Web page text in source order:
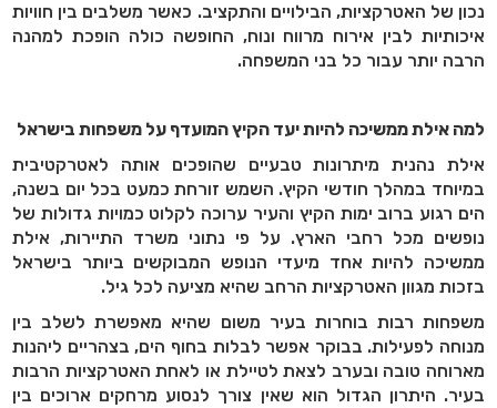
נכון של האטרקציות, הבילויים והתקציב. כאשר משלבים בין חוויות
איכותיות לבין אירוח מרווח ונוח, החופשה כולה הופכת למהנה
הרבה יותר עבור כל בני המשפחה.
למה אילת ממשיכה להיות יעד הקיץ המועדף על משפחות בישראל
אילת נהנית מיתרונות טבעיים שהופכים אותה לאטרקטיבית
במיוחד במהלך חודשי הקיץ. השמש זורחת כמעט בכל יום בשנה,
הים רגוע ברוב ימות הקיץ והעיר ערוכה לקלוט כמויות גדולות של
נופשים מכל רחבי הארץ. על פי נתוני משרד התיירות, אילת
ממשיכה להיות אחד מיעדי הנופש המבוקשים ביותר בישראל
בזכות מגוון האטרקציות הרחב שהיא מציעה לכל גיל.
משפחות רבות בוחרות בעיר משום שהיא מאפשרת לשלב בין
מנוחה לפעילות. בבוקר אפשר לבלות בחוף הים, בצהריים ליהנות
מארוחה טובה ובערב לצאת לטיילת או לאחת האטרקציות הרבות
בעיר. היתרון הגדול הוא שאין צורך לנסוע מרחקים ארוכים בין